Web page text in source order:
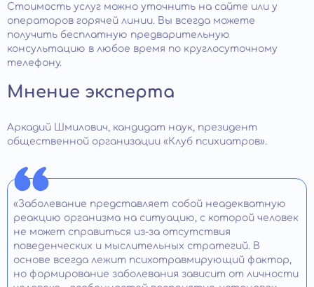
Стоимость услуг можно уточнить на сайте или у
операторов горячей линии. Вы всегда можете
получить бесплатную предварительную
консультацию в любое время по круглосуточному
телефону.
Мнение эксперта
Аркадий Шмилович, кандидат наук, президент
общественной организации «Клуб психиатров».
«Заболевание представляет собой неадекватную
реакцию организма на ситуацию, с которой человек
не может справиться из-за отсутствия
поведенческих и мыслительных стратегий. В
основе всегда лежит психотравмирующий фактор,
но формирование заболевания зависит от личности